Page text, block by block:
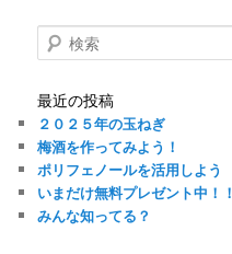
検
索
最近の投稿
２０２５年の玉ねぎ
梅酒を作ってみよう！
ポリフェノールを活用しよう
いまだけ無料プレゼント中！！
みんな知ってる？